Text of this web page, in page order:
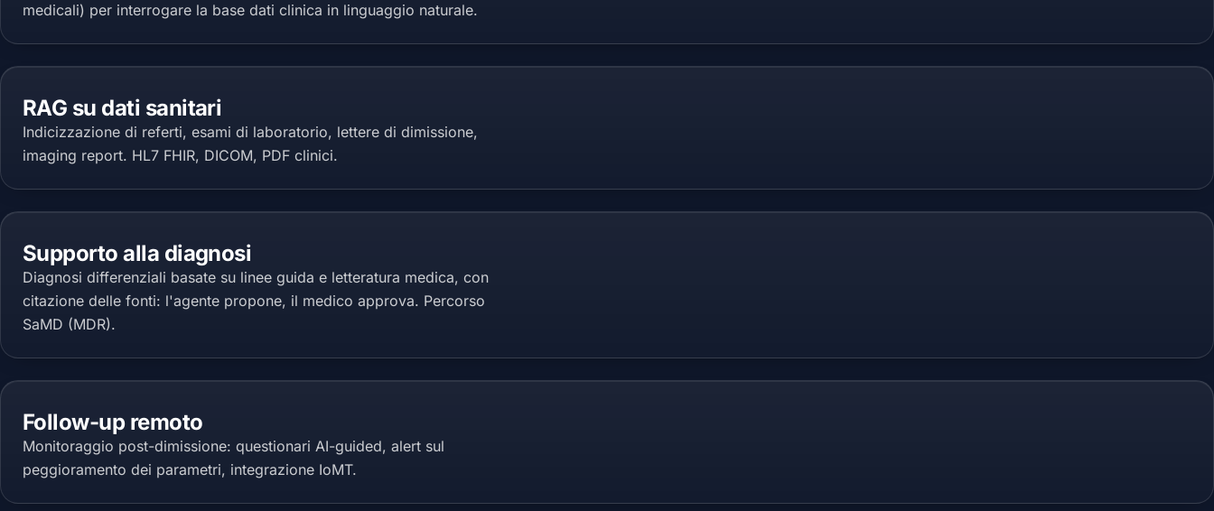
medicali) per interrogare la base dati clinica in linguaggio naturale.
RAG su dati sanitari
Indicizzazione di referti, esami di laboratorio, lettere di dimissione,
imaging report. HL7 FHIR, DICOM, PDF clinici.
Supporto alla diagnosi
Diagnosi differenziali basate su linee guida e letteratura medica, con
citazione delle fonti: l'agente propone, il medico approva. Percorso
SaMD (MDR).
Follow-up remoto
Monitoraggio post-dimissione: questionari AI-guided, alert sul
peggioramento dei parametri, integrazione IoMT.